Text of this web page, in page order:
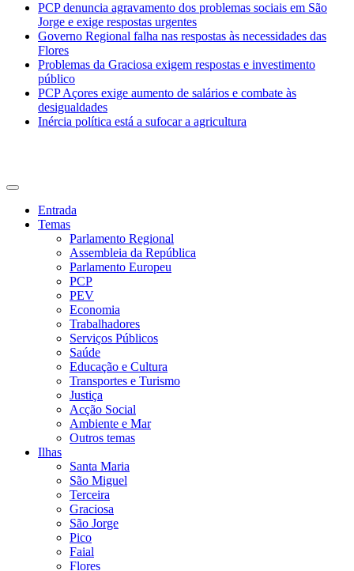
PCP denuncia agravamento dos problemas sociais em São
Jorge e exige respostas urgentes
Governo Regional falha nas respostas às necessidades das
Flores
Problemas da Graciosa exigem respostas e investimento
público
PCP Açores exige aumento de salários e combate às
desigualdades
Inércia política está a sufocar a agricultura
Entrada
Temas
Parlamento Regional
Assembleia da República
Parlamento Europeu
PCP
PEV
Economia
Trabalhadores
Serviços Públicos
Saúde
Educação e Cultura
Transportes e Turismo
Justiça
Acção Social
Ambiente e Mar
Outros temas
Ilhas
Santa Maria
São Miguel
Terceira
Graciosa
São Jorge
Pico
Faial
Flores